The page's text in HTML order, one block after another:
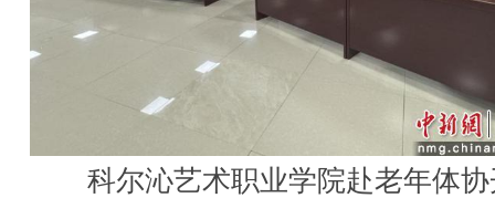
科尔沁艺术职业学院赴老年体